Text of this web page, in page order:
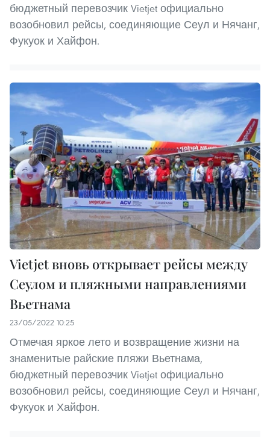
бюджетный перевозчик Vietjet официально
возобновил рейсы, соединяющие Сеул и Нячанг,
Фукуок и Хайфон.
Vietjet вновь открывает рейсы между
Сеулом и пляжными направлениями
Вьетнама
23/05/2022 10:25
Отмечая яркое лето и возвращение жизни на
знаменитые райские пляжи Вьетнама,
бюджетный перевозчик Vietjet официально
возобновил рейсы, соединяющие Сеул и Нячанг,
Фукуок и Хайфон.